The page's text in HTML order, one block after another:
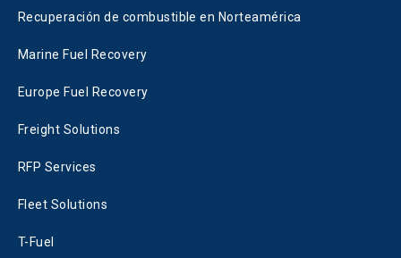
Recuperación de combustible en Norteamérica
Marine Fuel Recovery
Europe Fuel Recovery
Freight Solutions
RFP Services
Fleet Solutions
T-Fuel